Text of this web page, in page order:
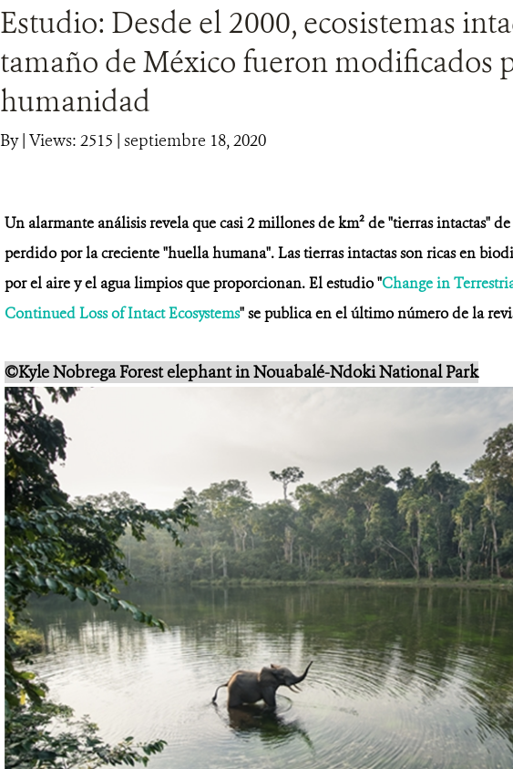
Estudio: Desde el 2000, ecosistemas
tamaño de México fueron modificados
humanidad
By| Views: 2515 | septiembre 18, 2020
Un alarmante análisis revela que casi 2 millones de km² de "tierras intactas"
perdido por la creciente "huella humana".Las tierras intactas son ricas en
por el aire y el agua limpios que proporcionan.El estudio "Change in
Continued Loss of Intact Ecosystems"se publica en el último número de la
©Kyle Nobrega Forest elephant in Nouabalé-Ndoki National Park